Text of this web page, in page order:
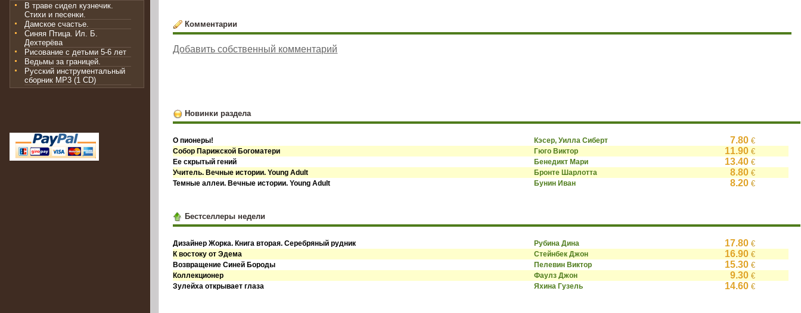
В траве сидел кузнечик.
Стихи и песенки.
Дамское счастье.
Синяя Птица. Ил. Б.
Дехтерёва
Рисование с детьми 5-6 лет
Ведьмы за границей.
Русский инструментальный
сборник MP3 (1 CD)
Комментарии
Добавить собственный комментарий
Новинки раздела
О пионеры! Кэсер, Уилла Сиберт 7.80€
Собор Парижской Богоматери Гюго Виктор 11.90€
Ее скрытый гений Бенедикт Мари 13.40€
Учитель. Вечные истории. Young Adult Бронте Шарлотта 8.80€
Темные аллеи. Вечные истории. Young Adult Бунин Иван 8.20€
Бестселлеры недели
Дизайнер Жорка. Книга вторая. Серебряный рудник Рубина Дина 17.80€
К востоку от Эдема Стейнбек Джон 16.90€
Возвращение Синей Бороды Пелевин Виктор 15.30€
Коллекционер Фаулз Джон 9.30€
Зулейха открывает глаза Яхина Гузель 14.60€